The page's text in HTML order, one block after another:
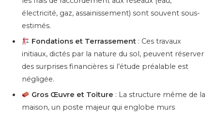
électricité, gaz, assainissement) sont souvent sous-
estimés.
Fondations et Terrassement : Ces travaux
initiaux, dictés par la nature du sol, peuvent réserver
des surprises financières si l’étude préalable est
négligée.
Gros Œuvre et Toiture : La structure même de la
maison, un poste majeur qui englobe murs